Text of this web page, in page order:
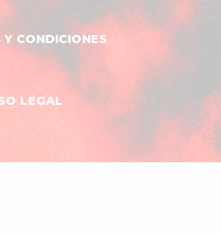
Y CONDICIONES
LEGAL